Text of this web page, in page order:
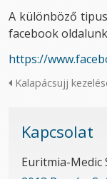
A különböző
facebook
https://
Kalapácsujj
Kapcsolat
Euritmia-Medic